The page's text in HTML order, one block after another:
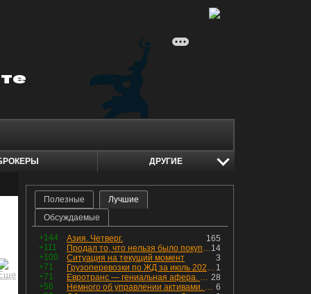
ДРУГИЕ
Полезные
Лучшие
Обсуждаемые
+144 165
Азия. Четверг.
+111
14
Продал то, что нельзя было покупать. Изменения в портфеле
+100
3
Ситуация на текущий момент
+71
1
Грузоперевозки по ЖД за июль 2026 г. — четвёртый месяц подряд роста, чёрные металлы на уровне прошлого года, а каменный уголь в плюсе.
+71
28
Евротранс — гениальная афера. Собрал с инвесторов денег, выплатил дивидендов больше текущей капитализации и ушёл в дефолт
+56
6
Немного об управлении активами. Для заинтересованных